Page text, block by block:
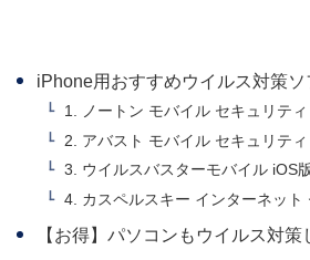
iPhone用おすすめウイルス対策ソ
1. ノートン モバイル セキュリテ
2. アバスト モバイル セキュリテ
3. ウイルスバスターモバイル iOS
4. カスペルスキー インターネット
【お得】パソコンもウイルス対策